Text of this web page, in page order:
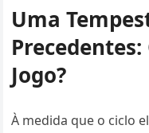
Uma
Jogo?
À medida que o ciclo